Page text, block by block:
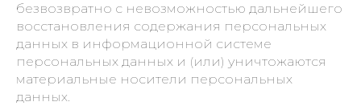
безвозвратно с невозможностью дальнейшего
восстановления содержания персональных
данных в информационной системе
персональных данных и (или) уничтожаются
материальные носители персональных
данных.